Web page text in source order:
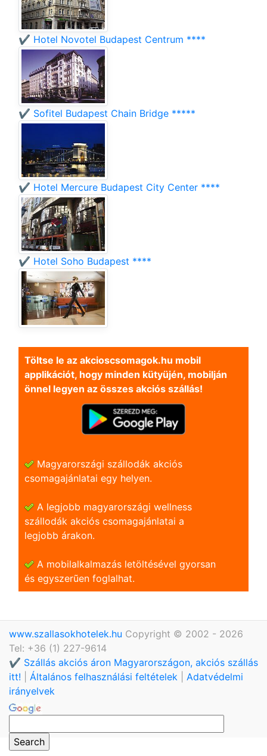
✔️ Hotel Novotel Budapest Centrum ****
✔️ Sofitel Budapest Chain Bridge *****
✔️ Hotel Mercure Budapest City Center ****
✔️ Hotel Soho Budapest ****
Töltse le az akcioscsomagok.hu mobil
applikációt, hogy minden kütyüjén, mobilján
önnel legyen az összes akciós szállás!
Magyarországi szállodák akciós
csomagajánlatai egy helyen.
A legjobb magyarországi wellness
szállodák akciós csomagajánlatai a
legjobb árakon.
A mobilalkalmazás letöltésével gyorsan
és egyszerũen foglalhat.
www.szallasokhotelek.hu Copyright © 2002 - 2026
Tel: +36 (1) 227-9614
✔️ Szállás akciós áron Magyarországon, akciós szállás
itt!
Általános felhasználási feltételek
Adatvédelmi
irányelvek